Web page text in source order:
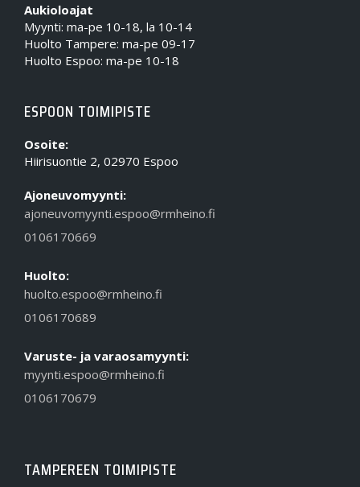
Aukioloajat
Myynti: ma-pe 10-18, la 10-14
Huolto Tampere: ma-pe 09-17
Huolto Espoo: ma-pe 10-18
ESPOON TOIMIPISTE
Osoite:
Hiirisuontie 2, 02970 Espoo
Ajoneuvomyynti:
ajoneuvomyynti.espoo@rmheino.fi
0106170669
Huolto:
huolto.espoo@rmheino.fi
0106170689
Varuste- ja varaosamyynti:
myynti.espoo@rmheino.fi
0106170679
TAMPEREEN TOIMIPISTE